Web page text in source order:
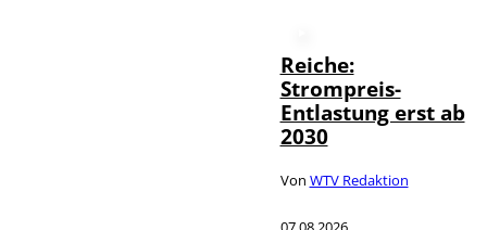
Reiche:
Strompreis-
Entlastung erst ab
2030
Von WTV Redaktion